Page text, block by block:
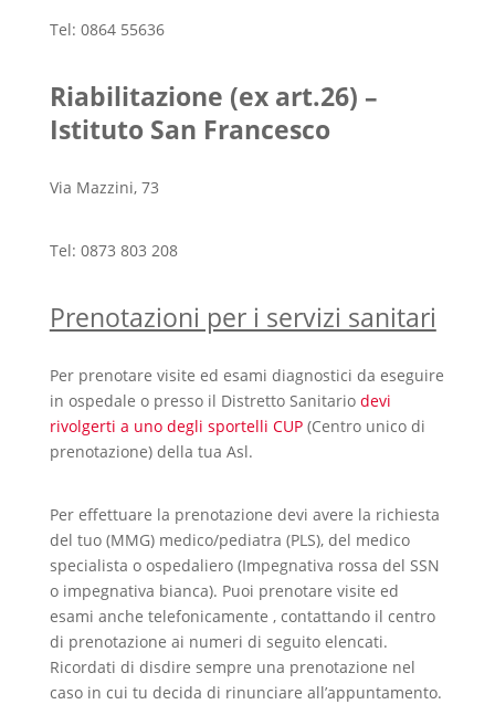
Tel: 0864 55636
Riabilitazione (ex art.26) –
Istituto San Francesco
Via Mazzini, 73
Tel: 0873 803 208
Prenotazioni per i servizi sanitari
Per prenotare visite ed esami diagnostici da eseguire
in ospedale o presso il Distretto Sanitario devi
rivolgerti a uno degli sportelli CUP(Centro unico di
prenotazione) della tua Asl.
Per effettuare la prenotazione devi avere la richiesta
del tuo (MMG) medico/pediatra (PLS), del medico
specialista o ospedaliero (Impegnativa rossa del SSN
o impegnativa bianca). Puoi prenotare visite ed
esami anche telefonicamente , contattando il centro
di prenotazione ai numeri di seguito elencati.
Ricordati di disdire sempre una prenotazione nel
caso in cui tu decida di rinunciare all’appuntamento.